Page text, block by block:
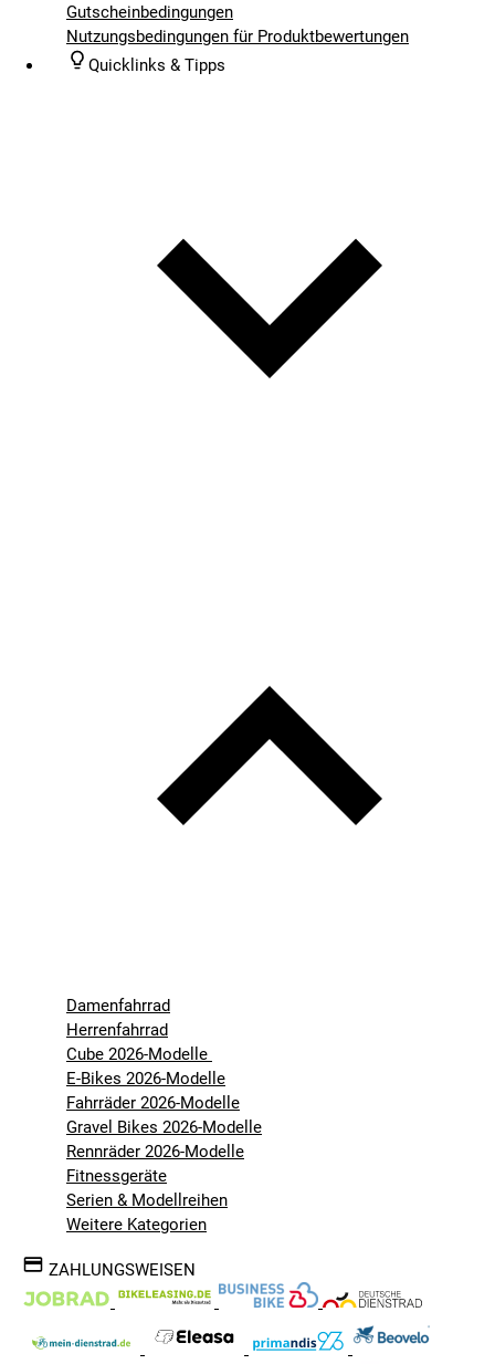
Gutscheinbedingungen
Nutzungsbedingungen für Produktbewertungen
Quicklinks & Tipps
Damenfahrrad
Herrenfahrrad
Cube 2026-Modelle
E-Bikes 2026-Modelle
Fahrräder 2026-Modelle
Gravel Bikes 2026-Modelle
Rennräder 2026-Modelle
Fitnessgeräte
Serien & Modellreihen
Weitere Kategorien
ZAHLUNGSWEISEN